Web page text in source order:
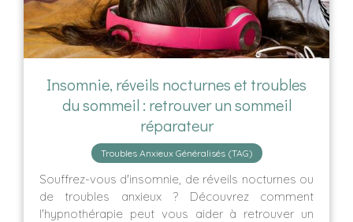
Insomnie, réveils nocturnes et troubles
du sommeil : retrouver un sommeil
réparateur
Troubles Anxieux Généralisés (TAG)
Souffrez-vous d'insomnie, de réveils nocturnes ou
de troubles anxieux ? Découvrez comment
l'hypnothérapie peut vous aider à retrouver un